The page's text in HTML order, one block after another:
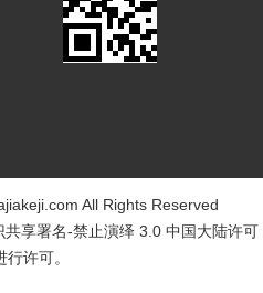
All Rights Reserved
共享署名-禁止演绎 3.0 中国大陆许可
行许可。